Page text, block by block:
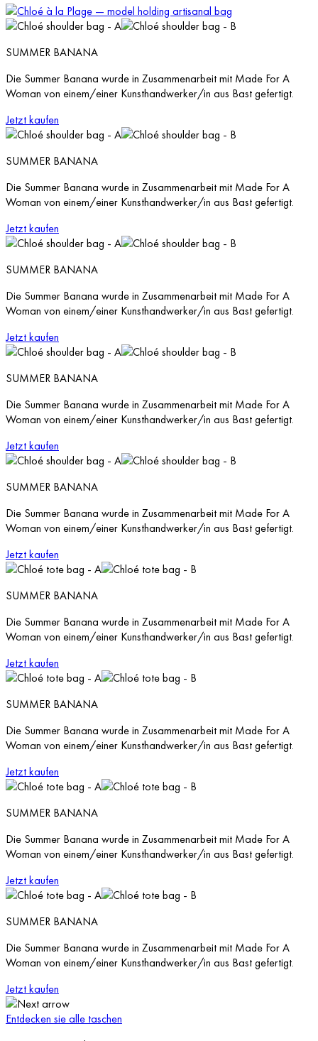
SUMMER BANANA
Die Summer Banana wurde in Zusammenarbeit mit Made For A
Woman von einem/einer Kunsthandwerker/in aus Bast gefertigt.
Jetzt kaufen
SUMMER BANANA
Die Summer Banana wurde in Zusammenarbeit mit Made For A
Woman von einem/einer Kunsthandwerker/in aus Bast gefertigt.
Jetzt kaufen
SUMMER BANANA
Die Summer Banana wurde in Zusammenarbeit mit Made For A
Woman von einem/einer Kunsthandwerker/in aus Bast gefertigt.
Jetzt kaufen
SUMMER BANANA
Die Summer Banana wurde in Zusammenarbeit mit Made For A
Woman von einem/einer Kunsthandwerker/in aus Bast gefertigt.
Jetzt kaufen
SUMMER BANANA
Die Summer Banana wurde in Zusammenarbeit mit Made For A
Woman von einem/einer Kunsthandwerker/in aus Bast gefertigt.
Jetzt kaufen
SUMMER BANANA
Die Summer Banana wurde in Zusammenarbeit mit Made For A
Woman von einem/einer Kunsthandwerker/in aus Bast gefertigt.
Jetzt kaufen
SUMMER BANANA
Die Summer Banana wurde in Zusammenarbeit mit Made For A
Woman von einem/einer Kunsthandwerker/in aus Bast gefertigt.
Jetzt kaufen
SUMMER BANANA
Die Summer Banana wurde in Zusammenarbeit mit Made For A
Woman von einem/einer Kunsthandwerker/in aus Bast gefertigt.
Jetzt kaufen
SUMMER BANANA
Die Summer Banana wurde in Zusammenarbeit mit Made For A
Woman von einem/einer Kunsthandwerker/in aus Bast gefertigt.
Jetzt kaufen
Entdecken sie alle taschen